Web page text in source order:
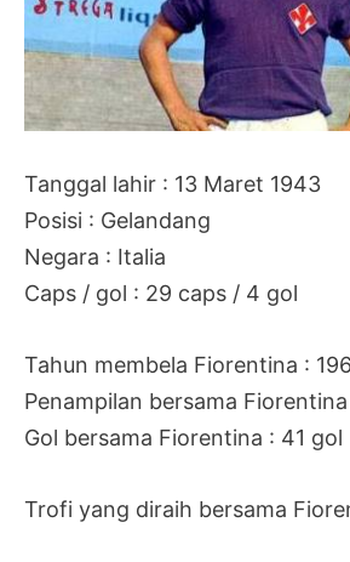
Tanggal lahir : 13 Maret 1943
Posisi : Gelandang
Negara : Italia
Caps / gol : 29 caps / 4 gol
Tahun membela Fiorentina :
Penampilan bersama
Gol bersama Fiorentina : 41 gol
Trofi yang diraih bersama